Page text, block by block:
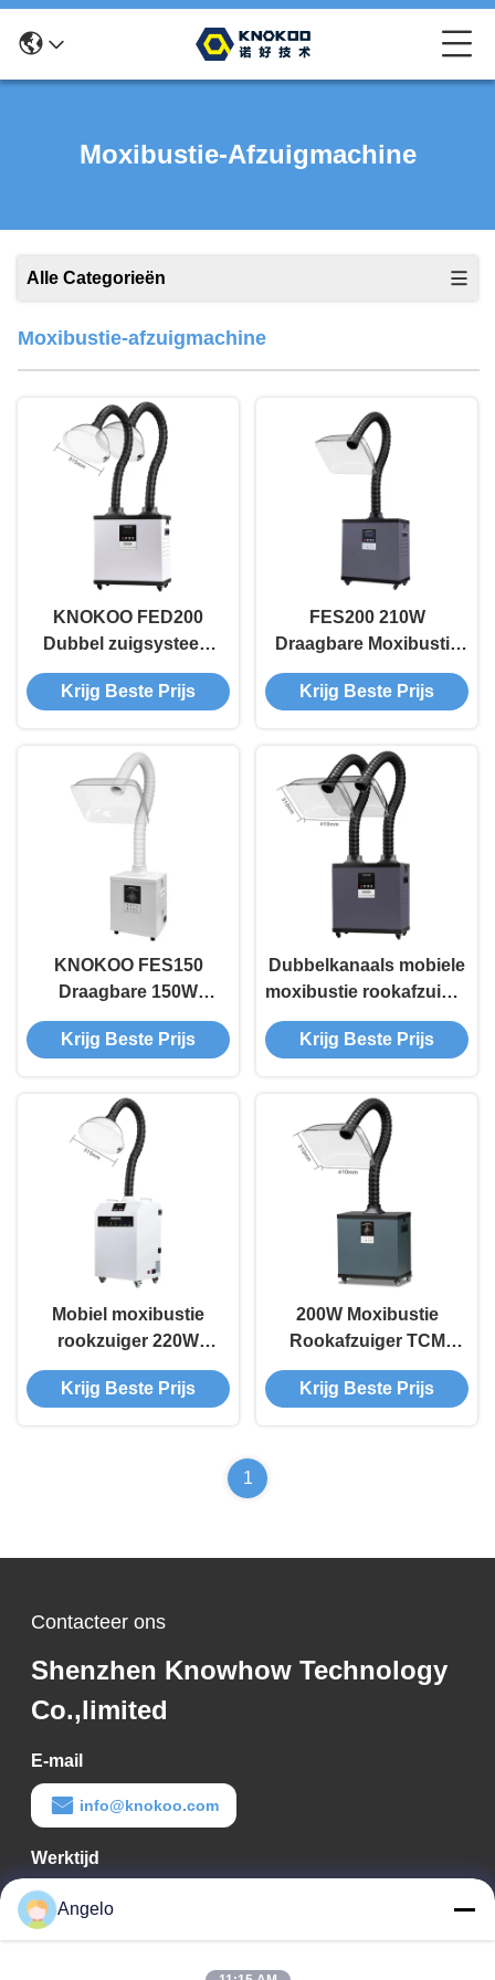
Moxibustie-Afzuigmachine
Alle Categorieën
Moxibustie-afzuigmachine
KNOKOO FED200
Dubbel zuigsysteem
210W Lasrookafzuiger
met laag geluidsniveau
Krijg Beste Prijs
FES200 210W
Draagbare Moxibustie
Rookafzuiger met Stille
Werking voor Salons en
Krijg Beste Prijs
KNOKOO FES150
Draagbare 150W
moxibustie rookzuiger
met 3-stadiumfilter voor
therapiezalen
Krijg Beste Prijs
Dubbelkanaals mobiele
moxibustie rookafzuiger
210W zwarte
rookabsorptiezuiveraar
huizen
Krijg Beste Prijs
Mobiel moxibustie
rookzuiger 220W
Draagbare rookreiniger
Krijg Beste Prijs
200W Moxibustie
Rookafzuiger TCM
Rookluchtreiniger
Krijg Beste Prijs
1
Contacteer ons
Shenzhen Knowhow Technology
Co.,limited
E-mail
info@knokoo.com
Werktijd
08:00-18:00
Ons adres
Angelo